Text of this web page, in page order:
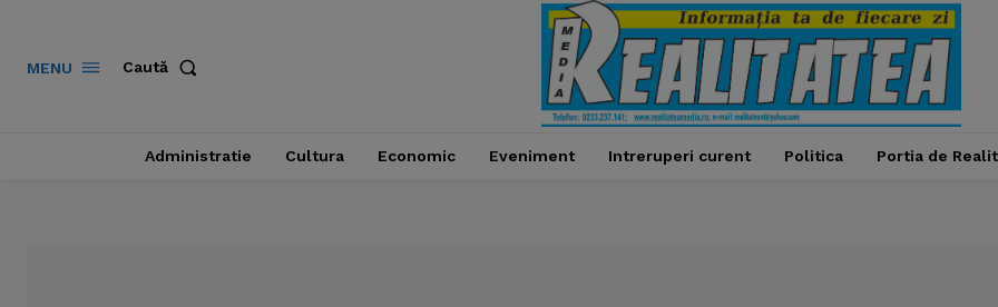
MENU Caută
Administratie Cultura Economic Eveniment Intreruperi curent Politica Portia de